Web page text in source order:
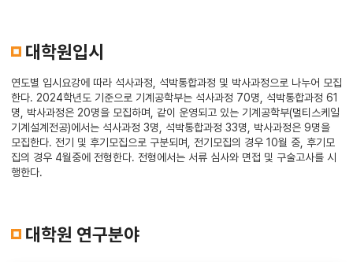
대학원입시
연도별 입시요강에 따라 석사과정, 석박통합과정 및 박사과정으로 나누어 모집
한다. 2024학년도 기준으로 기계공학부는 석사과정 70명, 석박통합과정 61
명, 박사과정은 20명을 모집하며, 같이 운영되고 있는 기계공학부(멀티스케일
기계설계전공)에서는 석사과정 3명, 석박통합과정 33명, 박사과정은 9명을
모집한다. 전기 및 후기모집으로 구분되며, 전기모집의 경우 10월 중, 후기모
집의 경우 4월중에 전형한다. 전형에서는 서류 심사와 면접 및 구술고사를 시
행한다.
대학원 연구분야